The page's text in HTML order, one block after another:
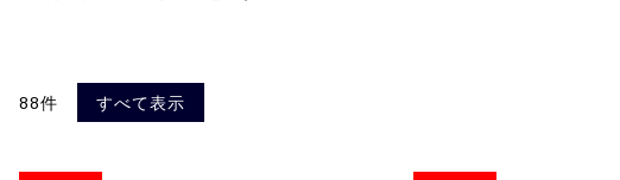
88件 すべて表示